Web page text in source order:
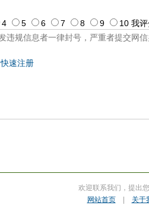
快速注册
4 5 6 7 8 9 10 我评
欢迎联系我们，提出
网站首页| 关于